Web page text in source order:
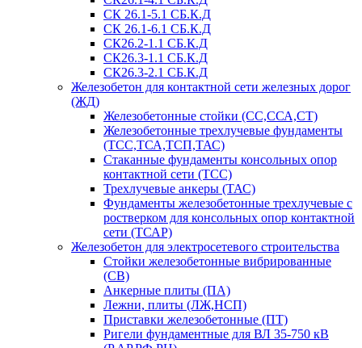
СК 26.1-5.1 СБ.К.Д
СК 26.1-6.1 СБ.К.Д
СК26.2-1.1 СБ.К.Д
СК26.3-1.1 СБ.К.Д
СК26.3-2.1 СБ.К.Д
Железобетон для контактной сети железных дорог
(ЖД)
Железобетонные стойки (СС,ССА,СТ)
Железобетонные трехлучевые фундаменты
(ТСС,ТСА,ТСП,ТАС)
Стаканные фундаменты консольных опор
контактной сети (ТСС)
Трехлучевые анкеры (ТАС)
Фундаменты железобетонные трехлучевые с
ростверком для консольных опор контактной
сети (ТСАР)
Железобетон для электросетевого строительства
Стойки железобетонные вибрированные
(СВ)
Анкерные плиты (ПА)
Лежни, плиты (ЛЖ,НСП)
Приставки железобетонные (ПТ)
Ригели фундаментные для ВЛ 35-750 кВ